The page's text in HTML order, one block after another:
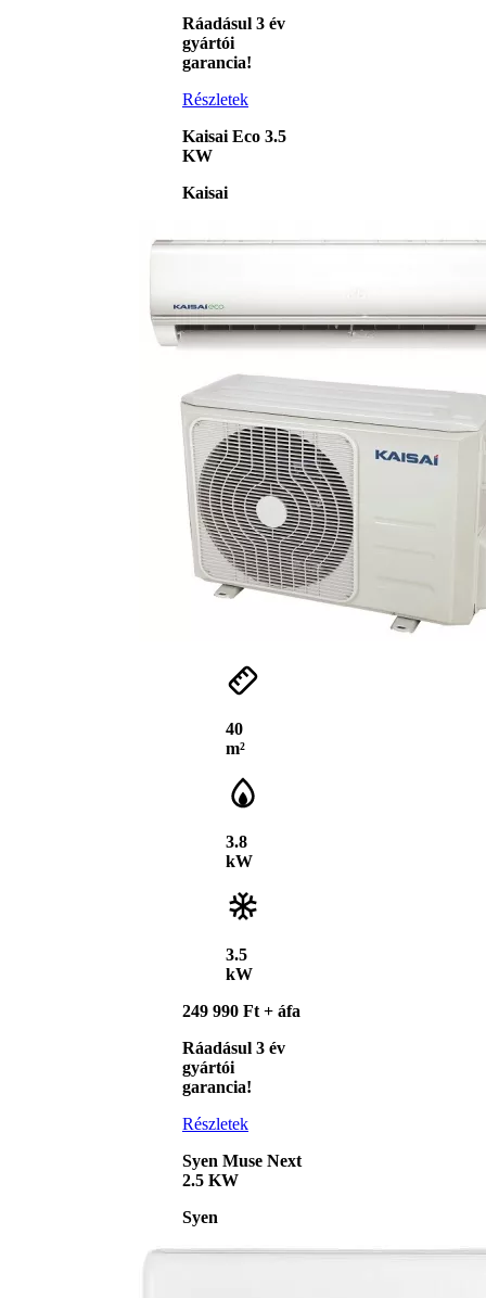
Ráadásul 3 év
gyártói
garancia!
Részletek
Kaisai Eco 3.5
KW
Kaisai
40
m²
3.8
kW
3.5
kW
249 990 Ft + áfa
Ráadásul 3 év
gyártói
garancia!
Részletek
Syen Muse Next
2.5 KW
Syen